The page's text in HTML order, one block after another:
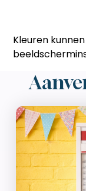
Kleuren